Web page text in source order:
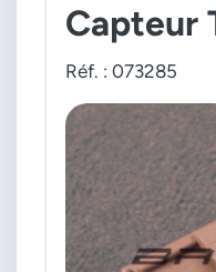
Capteur
Réf. : 073285